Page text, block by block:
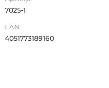
7025-1
EAN
4051773189160